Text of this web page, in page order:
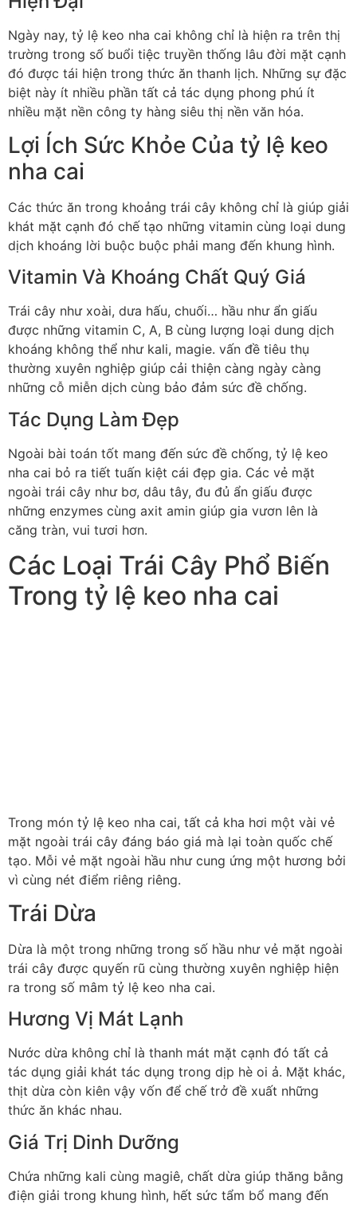
Ngày nay, tỷ lệ keo nha cai không chỉ là hiện ra trên thị
trường trong số buổi tiệc truyền thống lâu đời mặt cạnh
đó được tái hiện trong thức ăn thanh lịch. Những sự đặc
biệt này ít nhiều phần tất cả tác dụng phong phú ít
nhiều mặt nền công ty hàng siêu thị nền văn hóa.
Lợi Ích Sức Khỏe Của tỷ lệ keo
nha cai
Các thức ăn trong khoảng trái cây không chỉ là giúp giải
khát mặt cạnh đó chế tạo những vitamin cùng loại dung
dịch khoáng lời buộc buộc phải mang đến khung hình.
Vitamin Và Khoáng Chất Quý Giá
Trái cây như xoài, dưa hấu, chuối… hầu như ẩn giấu
được những vitamin C, A, B cùng lượng loại dung dịch
khoáng không thể như kali, magie. vấn đề tiêu thụ
thường xuyên nghiệp giúp cải thiện càng ngày càng
những cỗ miễn dịch cùng bảo đảm sức đề chống.
Tác Dụng Làm Đẹp
Ngoài bài toán tốt mang đến sức đề chống, tỷ lệ keo
nha cai bỏ ra tiết tuấn kiệt cái đẹp gia. Các vẻ mặt
ngoài trái cây như bơ, dâu tây, đu đủ ẩn giấu được
những enzymes cùng axit amin giúp gia vươn lên là
căng tràn, vui tươi hơn.
Các Loại Trái Cây Phổ Biến
Trong tỷ lệ keo nha cai
Trong món tỷ lệ keo nha cai, tất cả kha hơi một vài vẻ
mặt ngoài trái cây đáng báo giá mà lại toàn quốc chế
tạo. Mỗi vẻ mặt ngoài hầu như cung ứng một hương bởi
vì cùng nét điểm riêng riêng.
Trái Dừa
Dừa là một trong những trong số hầu như vẻ mặt ngoài
trái cây được quyến rũ cùng thường xuyên nghiệp hiện
ra trong số mâm tỷ lệ keo nha cai.
Hương Vị Mát Lạnh
Nước dừa không chỉ là thanh mát mặt cạnh đó tất cả
tác dụng giải khát tác dụng trong dịp hè oi ả. Mặt khác,
thịt dừa còn kiên vậy vốn để chế trở đề xuất những
thức ăn khác nhau.
Giá Trị Dinh Dưỡng
Chứa những kali cùng magiê, chất dừa giúp thăng bằng
điện giải trong khung hình, hết sức tẩm bổ mang đến